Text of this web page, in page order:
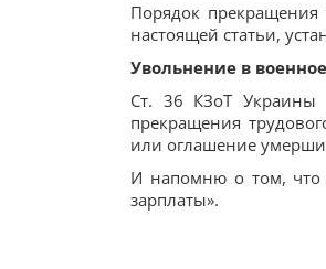
Порядок
настоящей статьи,
Увольнение в
Ст. 36 КЗоТ Украины
прекращения
или оглашение
И напомню о том, что
зарплаты».